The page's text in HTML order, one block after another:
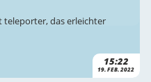
15:22
19. FEB. 2022
das erleichter